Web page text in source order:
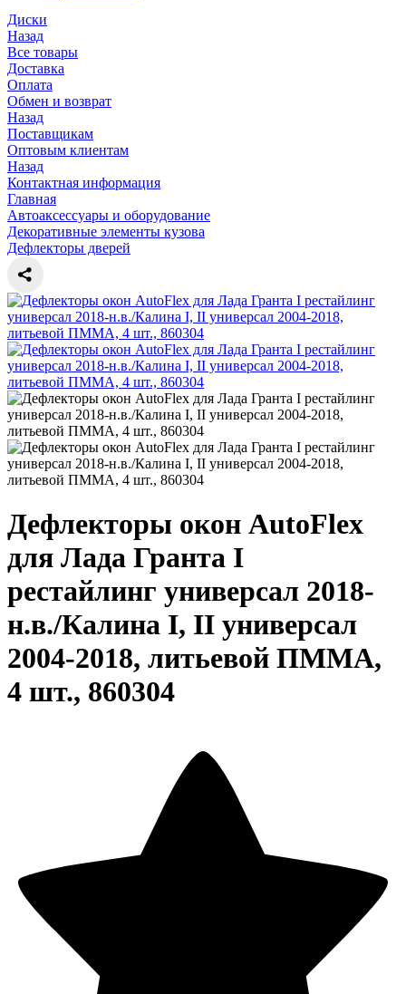
Диски
Назад
Все товары
Доставка
Оплата
Обмен и возврат
Назад
Поставщикам
Оптовым клиентам
Назад
Контактная информация
Главная
Автоаксессуары и оборудование
Декоративные элементы кузова
Дефлекторы дверей
Дефлекторы окон AutoFlex
для Лада Гранта I
рестайлинг универсал 2018-
н.в./Калина I, II универсал
2004-2018, литьевой ПММА,
4 шт., 860304